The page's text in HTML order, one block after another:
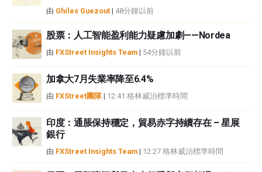
由 Ghiles Guezout | 48分鐘以前
股票：人工智能盈利能力疑慮加劇——Nordea
由 FXStreet Insights Team | 54分鐘以前
加拿大7月失業率降至6.4%
由 FXStreet團隊| 12:41 格林威治標準時間
印度：通脹保持穩定，貿易赤字持續存在 – 星展
銀行
由 FXStreet Insights Team | 12:27 格林威治標準時間